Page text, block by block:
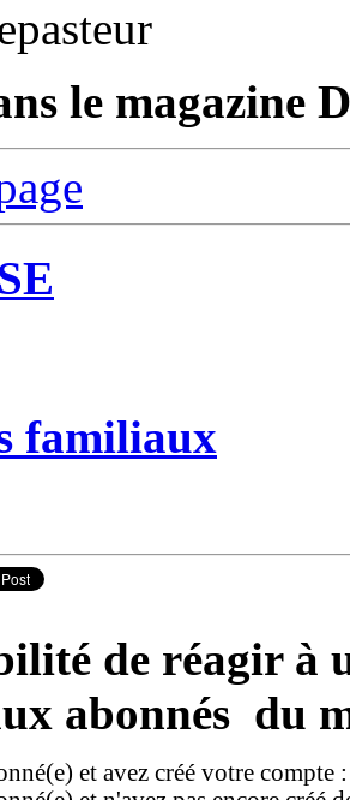
le magazine
familiaux
de réagir à
abonnés du
et avez créé votre compte